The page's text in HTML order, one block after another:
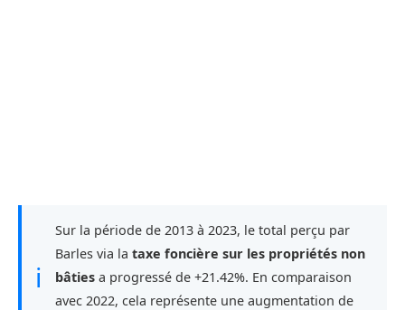
ℹ
Sur la période de 2013 à 2023, le total perçu par
Barles via la taxe foncière sur les propriétés non
bâties a progressé de +21.42%. En comparaison
avec 2022, cela représente une augmentation de